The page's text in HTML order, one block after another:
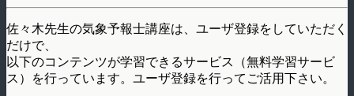
佐々木先生の気象予報士講座は、ユーザ登録をしていただく
だけで、
以下のコンテンツが学習できるサービス（無料学習サービ
ス）を行っています。ユーザ登録を行ってご活用下さい。